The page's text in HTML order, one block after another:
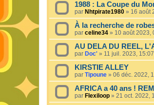
1988 : La Coupe du
par Nhtpirate1980 » 16 août
À la recherche de
par celine34 » 10 août 2023,
AU DELA DU REEL,
par Doc' » 11 juil. 2023, 15:07
KIRSTIE ALLEY
par Tipoune » 06 déc. 2022,
AFRICA a 40 ans !
par Flexiloop » 21 oct. 2022,